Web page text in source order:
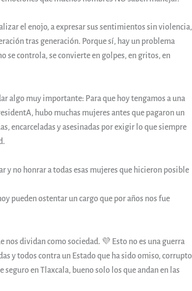
el enojo, a expresar sus sentimientos sin violencia,
tras generación. Porque sí, hay un problema
se controla, se convierte en golpes, en gritos, en
algo muy importante: Para que hoy tengamos a una
hubo muchas mujeres antes que pagaron un
encarceladas y asesinadas por exigir lo que siempre
y no honrar a todas esas mujeres que hicieron posible
pueden ostentar un cargo que por años nos fue
dividan como sociedad. 💜 Esto no es una guerra
y todos contra un Estado que ha sido omiso, corrupto
en Tlaxcala, bueno solo los que andan en las